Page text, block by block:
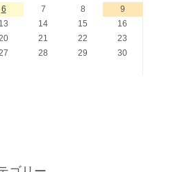
6 7 8
9
13 14 15
16
21 22
23
28 29
30